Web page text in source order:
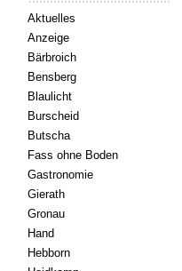
Aktuelles
Anzeige
Bärbroich
Bensberg
Blaulicht
Burscheid
Butscha
Fass ohne Boden
Gastronomie
Gierath
Gronau
Hand
Hebborn